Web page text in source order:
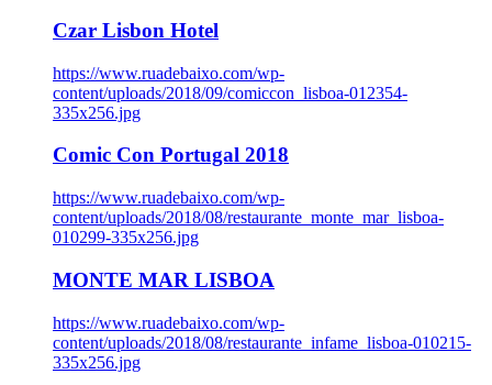
Czar Lisbon Hotel
https://www.ruadebaixo.com/wp-
content/uploads/2018/09/comiccon_lisboa-012354-
335x256.jpg
Comic Con Portugal 2018
https://www.ruadebaixo.com/wp-
content/uploads/2018/08/restaurante_monte_mar_lisboa-
010299-335x256.jpg
MONTE MAR LISBOA
https://www.ruadebaixo.com/wp-
content/uploads/2018/08/restaurante_infame_lisboa-010215-
335x256.jpg